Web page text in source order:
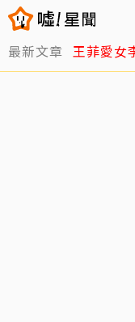
最新文章 王菲愛女